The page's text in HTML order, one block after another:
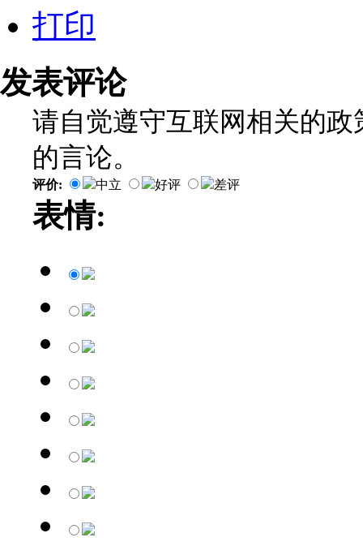
打印
发表评论
请自觉遵守互联网相关的
的言论。
评价: 中立 好评 差评
表情: